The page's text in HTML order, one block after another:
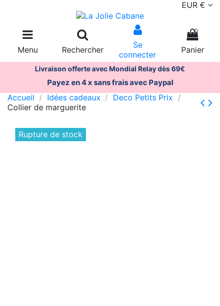
EUR €
Menu Rechercher
Se
connecter
0
Panier
Livraison offerte avec Mondial Relay dès 69€
Payez en 4 x sans frais avec Paypal
Accueil Idées cadeaux
Deco Petits Prix
Collier de marguerite
Rupture de stock